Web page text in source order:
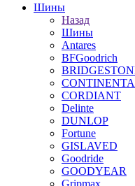
Шины
Назад
Шины
Antares
BFGoodrich
CORDIANT
Delinte
DUNLOP
Fortune
GISLAVED
Goodride
GOODYEAR
Gripmax